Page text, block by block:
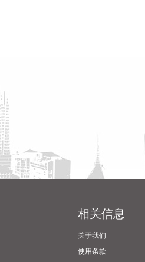
相关信息
关于我们
使用条款